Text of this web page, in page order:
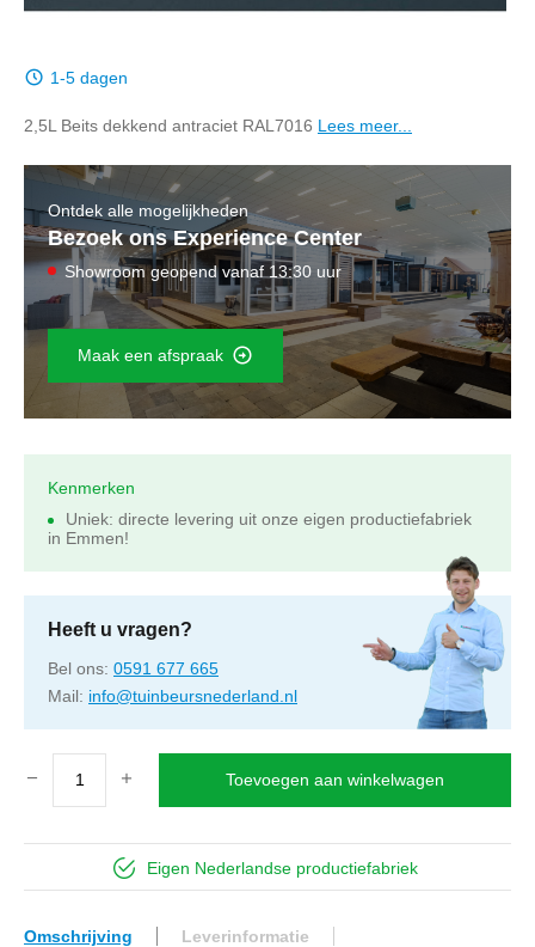
1-5 dagen
2,5L Beits dekkend antraciet RAL7016 Lees meer...
Ontdek alle mogelijkheden
Bezoek ons Experience Center
Showroom geopend vanaf 13:30 uur
Maak een afspraak
Kenmerken
Uniek: directe levering uit onze eigen productiefabriek
in Emmen!
Heeft u vragen?
Bel ons: 0591 677 665
Mail: info@tuinbeursnederland.nl
Toevoegen aan winkelwagen
Eigen Nederlandse productiefabriek
Omschrijving Leverinformatie